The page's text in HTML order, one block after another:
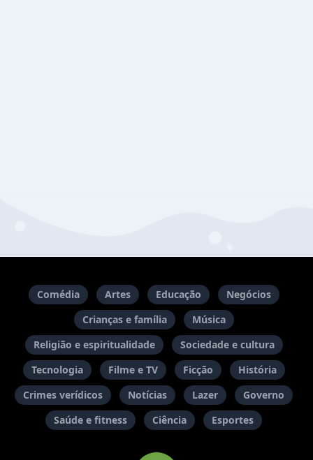
Comédia Artes Educação
Negócios
Crianças e família
Música
Religião e espiritualidade
Sociedade e cultura
Tecnologia
Filme e TV Ficção
História
Crimes verídicos
Notícias Lazer
Governo
Saúde e fitness
Ciência Esportes